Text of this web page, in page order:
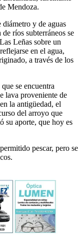
Mendoza.
diámetro y de aguas
ríos subterráneos se
Leñas sobre un
en el agua,
a través de los
se encuentra
lava proveniente de
la antigüedad, el
del arroyo que
su aporte, que hoy es
pescar, pero se